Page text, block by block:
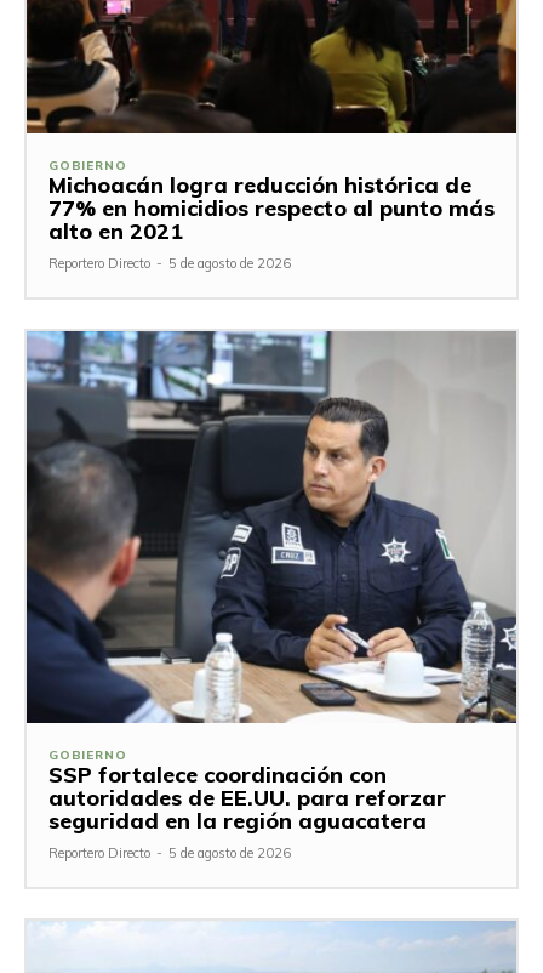
GOBIERNO
Michoacán logra reducción histórica de
77% en homicidios respecto al punto más
alto en 2021
Reportero Directo - 5 de agosto de 2026
GOBIERNO
SSP fortalece coordinación con
autoridades de EE.UU. para reforzar
seguridad en la región aguacatera
Reportero Directo - 5 de agosto de 2026